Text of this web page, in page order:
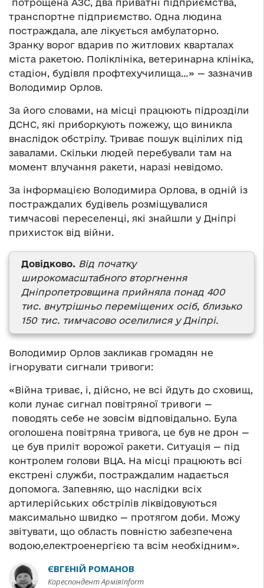
потрощена АЗС, два приватні підприємства,
транспортне підприємство. Одна людина
постраждала, але лікується амбулаторно.
Зранку ворог вдарив по житлових кварталах
міста ракетою. Поліклініка, ветеринарна клініка,
стадіон, будівля профтехучилища…» — зазначив
Володимир Орлов.
За його словами, на місці працюють підрозділи
ДСНС, які приборкують пожежу, що виникла
внаслідок обстрілу. Триває пошук вцілілих під
завалами. Скільки людей перебували там на
момент влучання ракети, наразі невідомо.
За інформацією Володимира Орлова, в одній із
постраждалих будівель розміщувалися
тимчасові переселенці, які знайшли у Дніпрі
прихисток від війни.
Довідково. Від початку
широкомасштабного вторгнення
Дніпропетровщина прийняла понад 400
тис. внутрішньо переміщених осіб, близько
150 тис. тимчасово оселилися у Дніпрі.
Володимир Орлов закликав громадян не
ігнорувати сигнали тривоги:
«Війна триває, і, дійсно, не всі йдуть до сховищ,
коли лунає сигнал повітряної тривоги —
поводять себе не зовсім відповідально. Була
оголошена повітряна тривога, це був не дрон —
це був приліт ворожої ракети. Ситуація — під
контролем голови ВЦА. На місці працюють всі
екстрені служби, постраждалим надається
допомога. Запевняю, що наслідки всіх
артилерійських обстрілів ліквідовуються
максимально швидко — протягом доби. Можу
звітувати, що область повністю забезпечена
водою,електроенергією та всім необхідним».
ЄВГЕНІЙ РОМАНОВ
Кореспондент АрміяInform